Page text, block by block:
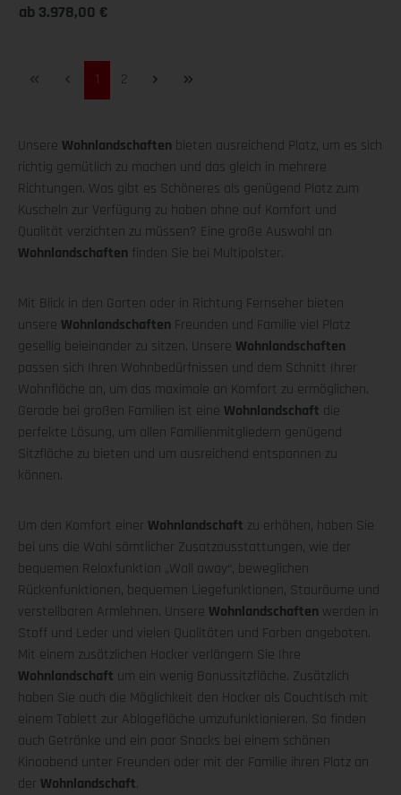
Unsere Wohnlandschaften bieten ausreichend Platz, um es sich
richtig gemütlich zu machen und das gleich in mehrere
Richtungen. Was gibt es Schöneres als genügend Platz zum
Kuscheln zur Verfügung zu haben ohne auf Komfort und
Qualität verzichten zu müssen? Eine große Auswahl an
Wohnlandschaften finden Sie bei Multipolster.
Mit Blick in den Garten oder in Richtung Fernseher bieten
unsere Wohnlandschaften Freunden und Familie viel Platz
gesellig beieinander zu sitzen. Unsere Wohnlandschaften
passen sich Ihren Wohnbedürfnissen und dem Schnitt Ihrer
Wohnfläche an, um das maximale an Komfort zu ermöglichen.
Gerade bei großen Familien ist eine Wohnlandschaft die
perfekte Lösung, um allen Familienmitgliedern genügend
Sitzfläche zu bieten und um ausreichend entspannen zu
können.
Um den Komfort einer Wohnlandschaft zu erhöhen, haben Sie
bei uns die Wahl sämtlicher Zusatzausstattungen, wie der
bequemen Relaxfunktion „Wall away“, beweglichen
Rückenfunktionen, bequemen Liegefunktionen, Stauräume und
verstellbaren Armlehnen. Unsere Wohnlandschaften werden in
Stoff und Leder und vielen Qualitäten und Farben angeboten.
Mit einem zusätzlichen Hocker verlängern Sie Ihre
Wohnlandschaft um ein wenig Bonussitzfläche. Zusätzlich
haben Sie auch die Möglichkeit den Hocker als Couchtisch mit
einem Tablett zur Ablagefläche umzufunktionieren. So finden
auch Getränke und ein paar Snacks bei einem schönen
Kinoabend unter Freunden oder mit der Familie ihren Platz an
der Wohnlandschaft.
ab 3.978,00 €
Seite
1 Seite
2